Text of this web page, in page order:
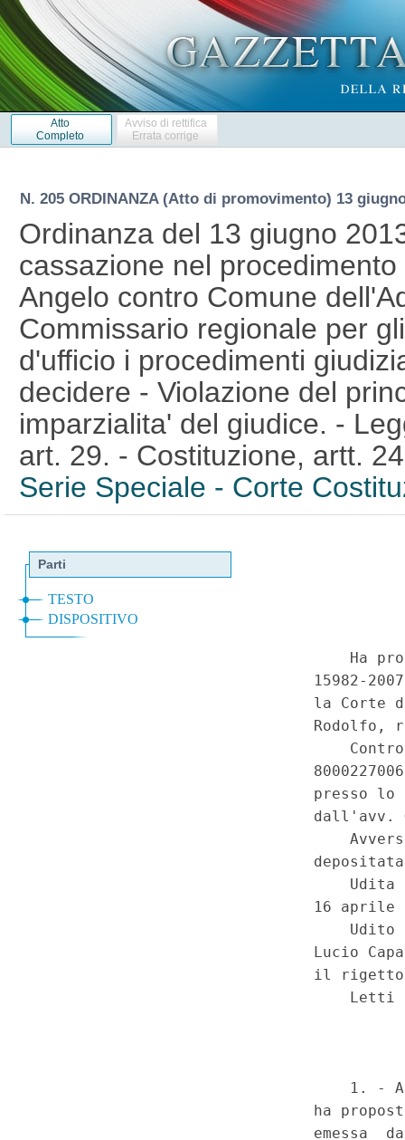
Atto
Completo
Avviso di rettifica
Errata corrige
N. 205 ORDINANZA (Atto di promovimento) 13
Ordinanza del 13 giugno
cassazione nel
Angelo contro Comune
Commissario regionale per
d'ufficio i procedimenti
decidere - Violazione del
imparzialita' del giudice. -
art. 29. - Costituzione, artt.
Serie Speciale - Corte